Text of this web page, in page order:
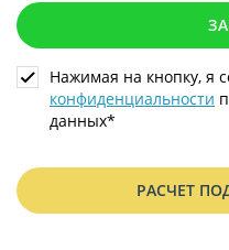
Нажимая на кнопку, я
конфиденциальности
данных*
РАСЧЕТ